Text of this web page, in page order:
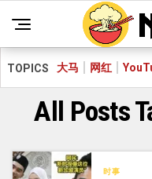
TOPICS 大马 网红
All Posts
时事